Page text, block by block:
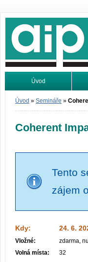
Úvod
Vyhledávání
Úvod » Semináře »
Coherent
Tento
zájem
Kdy: 24. 6.
Vložné:
zdarma,
Volná místa:
32